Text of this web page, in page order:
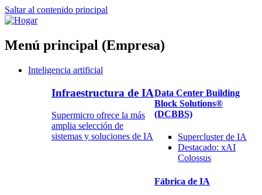
Saltar al contenido principal
Menú principal (Empresa)
Inteligencia artificial
Infraestructura de IA
Supermicro ofrece la más
amplia selección de
sistemas y soluciones de IA
Data Center Building
Block Solutions®
(DCBBS)
Supercluster de IA
Destacado: xAI
Colossus
Fábrica de IA